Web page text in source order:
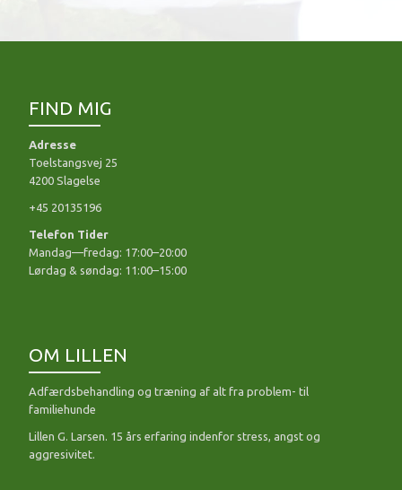
FIND MIG
Adresse
Toelstangsvej 25
4200 Slagelse
+45 20135196
Telefon Tider
Mandag—fredag: 17:00–20:00
Lørdag & søndag: 11:00–15:00
OM LILLEN
Adfærdsbehandling og træning af alt fra problem- til
familiehunde
Lillen G. Larsen. 15 års erfaring indenfor stress, angst og
aggresivitet.